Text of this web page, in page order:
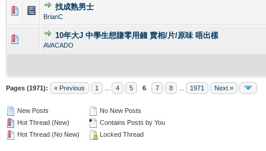
找成熟男士
BrianC
0 Vote(s) - 0 out of 5 in Average
10年大J 中學生想賺零用錢 賣相/片/原味 唔出樣
AVACADO
1 Vote(s) - 4 out of 5 in Average
12345
Pages (1971): « Previous 1 4 5 6 7 8 1971 Next »
New Posts
Hot Thread (New)
Hot Thread (No New)
No New Posts
Contains Posts by You
Locked Thread